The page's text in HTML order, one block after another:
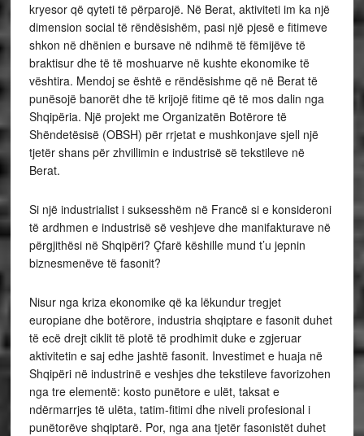
kryesor që qyteti të përparojë. Në Berat, aktiviteti im ka një
dimension social të rëndësishëm, pasi një pjesë e fitimeve
shkon në dhënien e bursave në ndihmë të fëmijëve të
braktisur dhe të të moshuarve në kushte ekonomike të
vështira. Mendoj se është e rëndësishme që në Berat të
punësojë banorët dhe të krijojë fitime që të mos dalin nga
Shqipëria. Një projekt me Organizatën Botërore të
Shëndetësisë (OBSH) për rrjetat e mushkonjave sjell një
tjetër shans për zhvillimin e industrisë së tekstileve në
Berat.
Si një industrialist i suksesshëm në Francë si e konsideroni
të ardhmen e industrisë së veshjeve dhe manifakturave në
përgjithësi në Shqipëri? Çfarë këshille mund t’u jepnin
biznesmenëve të fasonit?
Nisur nga kriza ekonomike që ka lëkundur tregjet
europiane dhe botërore, industria shqiptare e fasonit duhet
të ecë drejt ciklit të plotë të prodhimit duke e zgjeruar
aktivitetin e saj edhe jashtë fasonit. Investimet e huaja në
Shqipëri në industrinë e veshjes dhe tekstileve favorizohen
nga tre elementë: kosto punëtore e ulët, taksat e
ndërmarrjes të ulëta, tatim-fitimi dhe niveli profesional i
punëtorëve shqiptarë. Por, nga ana tjetër fasonistët duhet